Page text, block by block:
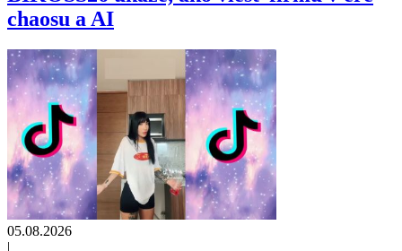
chaosu a AI
05.08.2026
|